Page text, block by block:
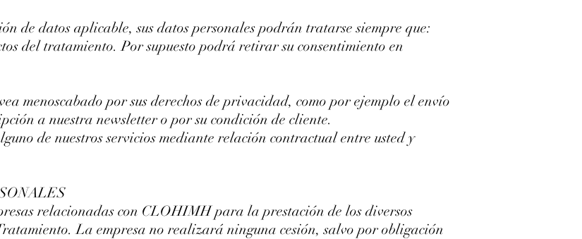
de datos aplicable, sus datos personales podrán tratarse siempre que:
del tratamiento. Por supuesto podrá retirar su consentimiento en
menoscabado por sus derechos de privacidad, como por ejemplo el envío
a nuestra newsletter o por su condición de cliente.
de nuestros servicios mediante relación contractual entre usted y
relacionadas con CLOHIMH para la prestación de los diversos
La empresa no realizará ninguna cesión, salvo por obligación